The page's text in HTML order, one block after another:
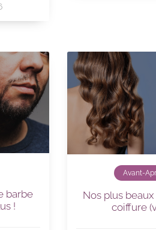
barbe
!
Avant-
Nos plus
coiffure